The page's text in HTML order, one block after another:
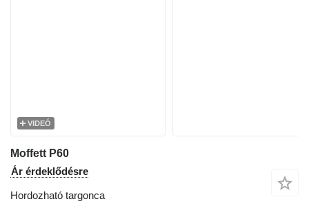
VIDEÓ
Moffett P60
Ár érdeklődésre
Hordozható targonca